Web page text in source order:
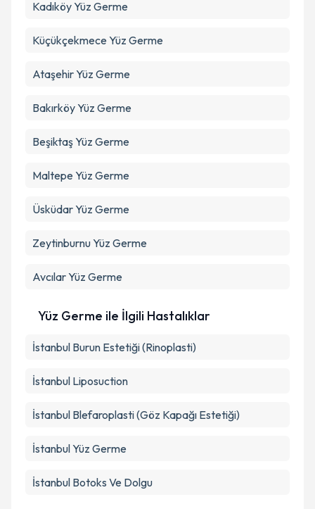
KadıköyYüz Germe
Küçükçekmece Yüz Germe
AtaşehirYüz Germe
BakırköyYüz Germe
BeşiktaşYüz Germe
Maltepe Yüz Germe
ÜsküdarYüz Germe
ZeytinburnuYüz Germe
AvcılarYüz Germe
Yüz Germe ile İlgili Hastalıklar
İstanbul Burun Estetiği (Rinoplasti)
İstanbul Liposuction
İstanbul Blefaroplasti (Göz Kapağı Estetiği)
İstanbul Yüz Germe
İstanbul Botoks Ve Dolgu